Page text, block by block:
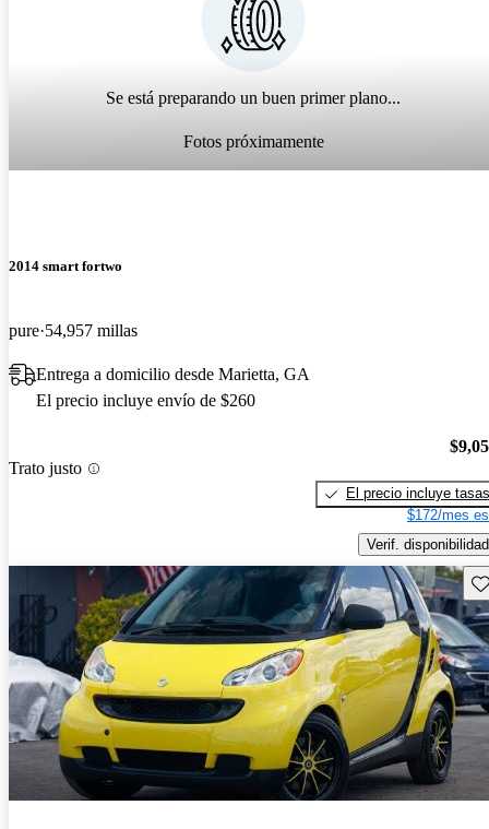
Se está preparando un buen primer plano...
Fotos próximamente
2014 smart fortwo
pure 54,957 millas
Entrega a domicilio desde Marietta, GA
El precio incluye envío de $260
Trato justo
El precio incluye tasas
$172/mes
Verif. disponibilidad